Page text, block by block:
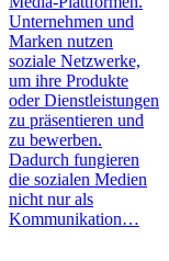
Unternehmen und
Marken nutzen
soziale Netzwerke,
um ihre Produkte
oder Dienstleistungen
zu präsentieren und
zu bewerben.
Dadurch fungieren
die sozialen Medien
nicht nur als
Kommunikation…